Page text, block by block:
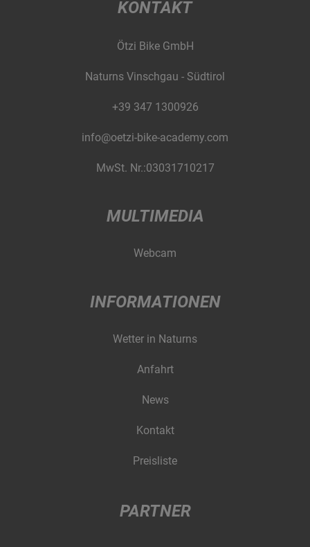
KONTAKT
Ötzi Bike GmbH
Naturns Vinschgau - Südtirol
+39 347 1300926
info@oetzi-bike-academy.com
MwSt. Nr.:03031710217
MULTIMEDIA
Webcam
INFORMATIONEN
Wetter in Naturns
Anfahrt
News
Kontakt
Preisliste
PARTNER